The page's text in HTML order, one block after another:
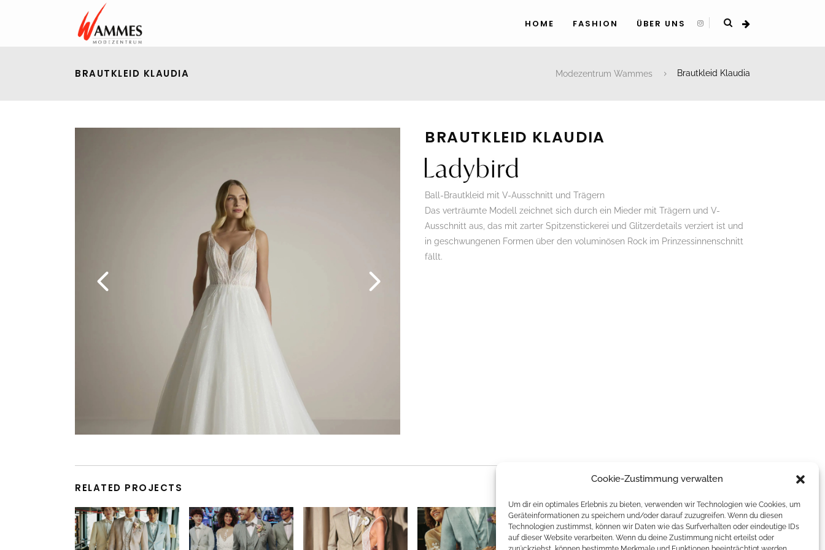
Cookie-Zustimmung verwalten
Um dir ein optimales Erlebnis zu bieten, verwenden wir Technologien wie Cookies, um
Geräteinformationen zu speichern und/oder darauf zuzugreifen. Wenn du diesen
Technologien zustimmst, können wir Daten wie das Surfverhalten oder eindeutige IDs
auf dieser Website verarbeiten. Wenn du deine Zustimmung nicht erteilst oder
HOME FASHION ÜBER UNS
BRAUTKLEID KLAUDIA Modezentrum Wammes Brautkleid Klaudia
BRAUTKLEID KLAUDIA
Ball-Brautkleid mit V-Ausschnitt und Trägern
Das verträumte Modell zeichnet sich durch ein Mieder mit Trägern und V-
Ausschnitt aus, das mit zarter Spitzenstickerei und Glitzerdetails verziert ist und
in geschwungenen Formen über den voluminösen Rock im Prinzessinnenschnitt
fällt.
RELATED PROJECTS